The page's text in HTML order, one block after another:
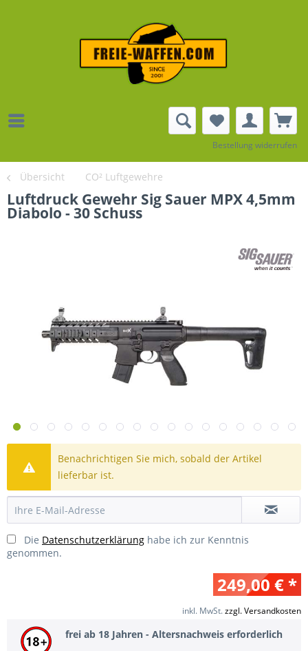
Bestellung widerrufen
Übersicht CO² Luftgewehre
Luftdruck Gewehr Sig Sauer MPX 4,5mm
Diabolo - 30 Schuss
Benachrichtigen Sie mich, sobald der Artikel
lieferbar ist.
Die Datenschutzerklärung habe ich zur Kenntnis
genommen.
249,00 € *
inkl. MwSt.zzgl. Versandkosten
frei ab 18 Jahren - Altersnachweis erforderlich